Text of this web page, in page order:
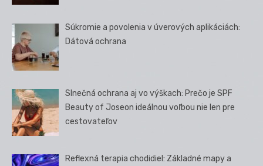
Súkromie a povolenia v úverových aplikáciách:
Dátová ochrana
Slnečná ochrana aj vo výškach: Prečo je SPF
Beauty of Joseon ideálnou voľbou nie len pre
cestovateľov
Reflexná terapia chodidiel: Základné mapy a